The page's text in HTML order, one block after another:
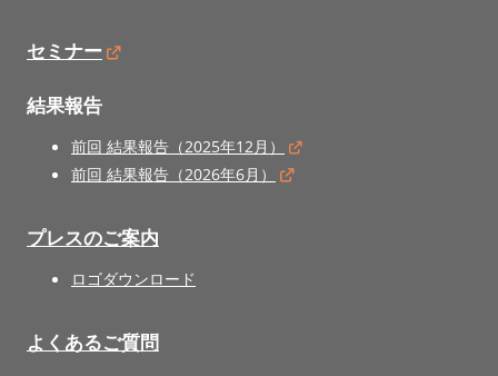
セミナー
結果報告
前回 結果報告（2025年12月）
前回 結果報告（2026年6月）
プレスのご案内
ロゴダウンロード
よくあるご質問